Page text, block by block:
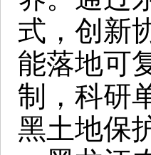
式，创新
能落地可
制，科研
黑土地保